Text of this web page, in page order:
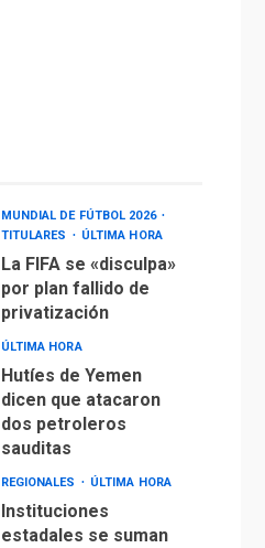
MUNDIAL DE FÚTBOL 2026
TITULARES
ÚLTIMA HORA
La FIFA se «disculpa»
por plan fallido de
privatización
ÚLTIMA HORA
Hutíes de Yemen
dicen que atacaron
dos petroleros
sauditas
REGIONALES ÚLTIMA HORA
Instituciones
estadales se suman